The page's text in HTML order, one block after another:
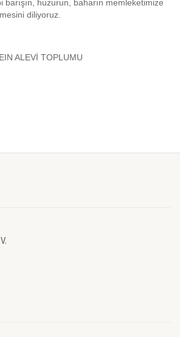
barışın, huzurun, baharın memleketimize
diliyoruz.
ALEVİ TOPLUMU